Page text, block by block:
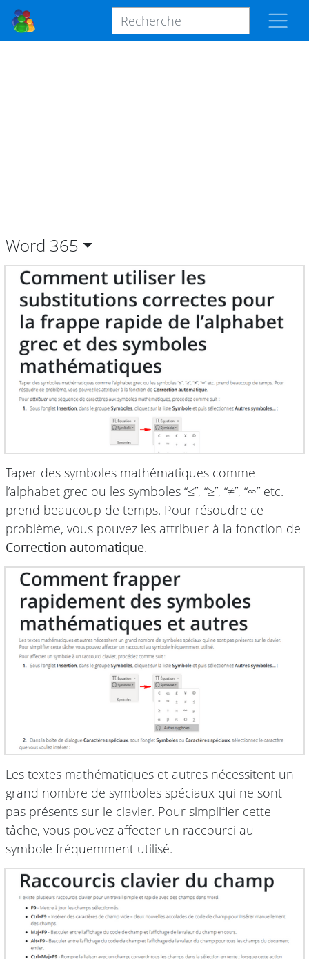
Word 365
Taper des symboles mathématiques comme
l’alphabet grec ou les symboles “≤”, “≥”, “≠”, “∞” etc.
prend beaucoup de temps. Pour résoudre ce
problème, vous pouvez les attribuer à la fonction de
Correction automatique.
Les textes mathématiques et autres nécessitent un
grand nombre de symboles spéciaux qui ne sont
pas présents sur le clavier. Pour simplifier cette
tâche, vous pouvez affecter un raccourci au
symbole fréquemment utilisé.